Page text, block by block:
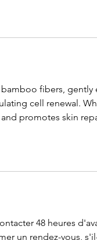
fibers, gently
cell renewal.
promotes skin
48 heures
un rendez-vous,